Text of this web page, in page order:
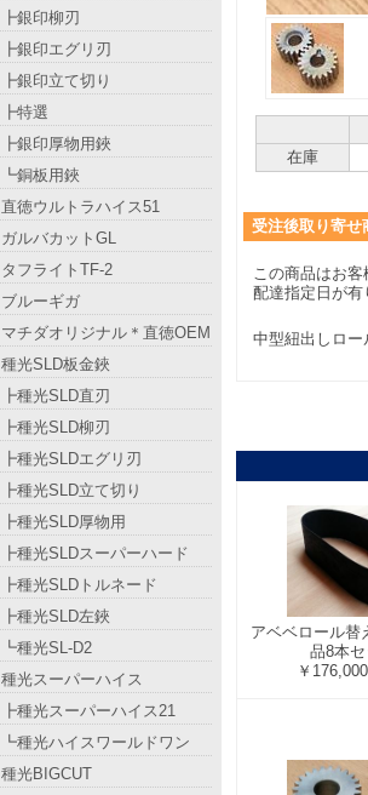
在庫
受注後取り寄せ
この商品はお
配達指定日が有
中型紐出しロー
アベベロール替
品8本セ
￥176,000
┣銀印柳刃
┣銀印エグリ刃
┣銀印立て切り
┣特選
┣銀印厚物用鋏
┗銅板用鋏
直徳ウルトラハイス51
ガルバカットGL
タフライトTF-2
ブルーギガ
マチダオリジナル＊直徳OEM
種光SLD板金鋏
┣種光SLD直刃
┣種光SLD柳刃
┣種光SLDエグリ刃
┣種光SLD立て切り
┣種光SLD厚物用
┣種光SLDスーパーハード
┣種光SLDトルネード
┣種光SLD左鋏
┗種光SL-D2
種光スーパーハイス
┣種光スーパーハイス21
┗種光ハイスワールドワン
種光BIGCUT